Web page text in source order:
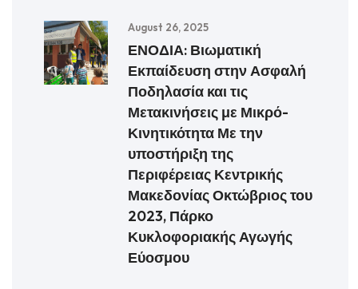
August 26, 2025
ΕΝΟΔΙΑ: Βιωματική
Εκπαίδευση στην Ασφαλή
Ποδηλασία και τις
Μετακινήσεις με Μικρό-
Κινητικότητα Με την
υποστήριξη της
Περιφέρειας Κεντρικής
Μακεδονίας Οκτώβριος του
2023, Πάρκο
Κυκλοφοριακής Αγωγής
Εύοσμου